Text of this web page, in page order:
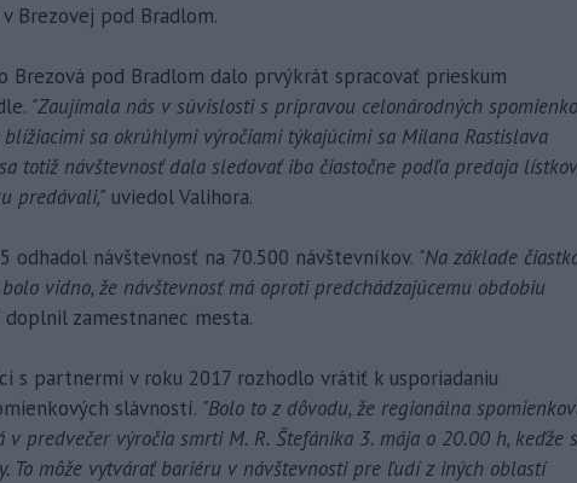
Brezovej pod Bradlom.
Brezová pod Bradlom dalo prvýkrát spracovať prieskum
"Zaujímala nás v súvislosti s prípravou celonárodných
sa okrúhlymi výročiami týkajúcimi sa Milana Rastislava
totiž návštevnosť dala sledovať iba čiastočne podľa predaja
predávali," uviedol Valihora.
odhadol návštevnosť na 70.500 návštevníkov. "Na základe
vidno, že návštevnosť má oproti predchádzajúcemu obdobiu
doplnil zamestnanec mesta.
s partnermi v roku 2017 rozhodlo vrátiť k usporiadaniu
slávností. "Bolo to z dôvodu, že regionálna
v predvečer výročia smrti M. R. Štefánika 3. mája o 20.00 h, keďže
To môže vytvárať bariéru v návštevnosti pre ľudí z iných oblastí